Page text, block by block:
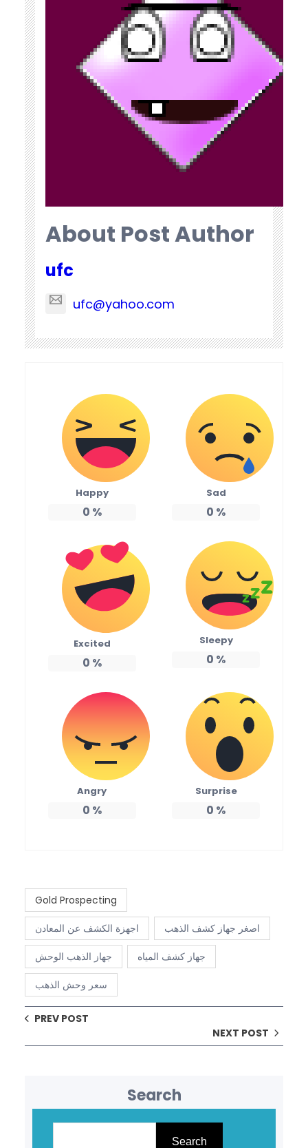
About Post Author
ufc
ufc@yahoo.com
Happy
0 %
Sad
0 %
Excited
0 %
Sleepy
0 %
Angry
0 %
Surprise
0 %
Gold Prospecting
اجهزة الكشف عن المعادن اصغر جهاز كشف الذهب
جهاز الذهب الوحش جهاز كشف المياه
سعر وحش الذهب
PREV POST
NEXT POST
Search
Search